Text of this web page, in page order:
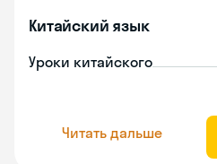
Китайский язык
Уроки китайского
Читать дальше